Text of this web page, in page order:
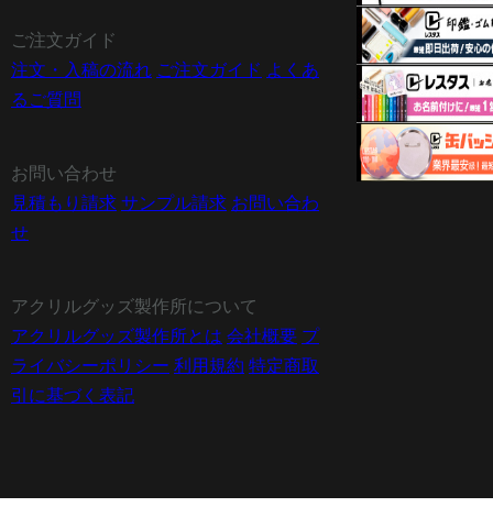
ご注文ガイド
注文・入稿の流れ ご注文ガイド よくあ
るご質問
お問い合わせ
見積もり請求 サンプル請求 お問い合わ
せ
アクリルグッズ製作所について
アクリルグッズ製作所とは 会社概要 プ
ライバシーポリシー 利用規約 特定商取
引に基づく表記